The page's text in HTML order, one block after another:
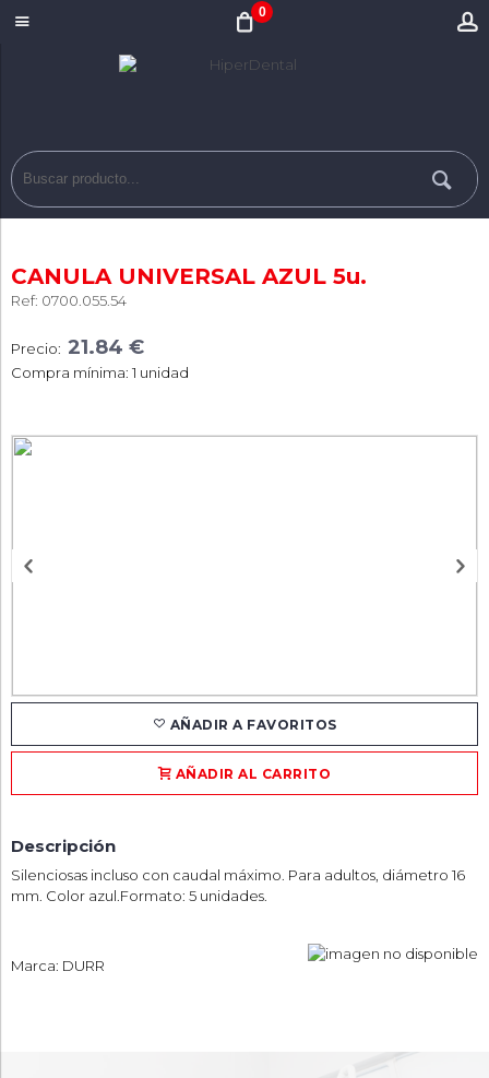
0
CANULA UNIVERSAL AZUL 5u.
Ref: 0700.055.54
Precio: 21.84 €
Compra mínima: 1 unidad
AÑADIR A FAVORITOS
AÑADIR AL CARRITO
Descripción
Silenciosas incluso con caudal máximo. Para adultos, diámetro 16
mm. Color azul.Formato: 5 unidades.
Marca: DURR